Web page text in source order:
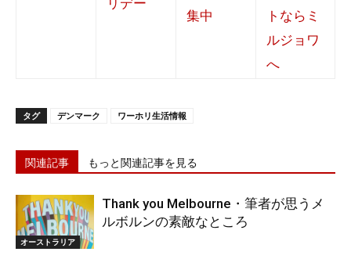
タグ デンマーク ワーホリ生活情報
関連記事 もっと関連記事を見る
オーストラリア
Thank you Melbourne・筆者が思うメ
ルボルンの素敵なところ